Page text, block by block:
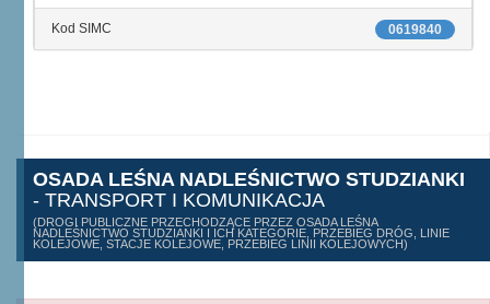
0619840
Kod SIMC
OSADA LEŚNA NADLEŚNICTWO STUDZIANKI
- TRANSPORT I KOMUNIKACJA
(DROGI PUBLICZNE PRZECHODZĄCE PRZEZ OSADA LEŚNA
NADLEŚNICTWO STUDZIANKI I ICH KATEGORIE, PRZEBIEG DRÓG, LINIE
KOLEJOWE, STACJE KOLEJOWE, PRZEBIEG LINII KOLEJOWYCH)